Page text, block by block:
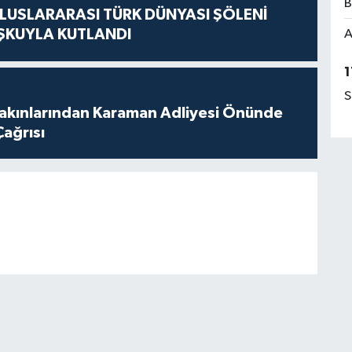
TÜRK DÜNYASI ŞÖLENİ
KUTLANDI
Karaman Adliyesi Önünde